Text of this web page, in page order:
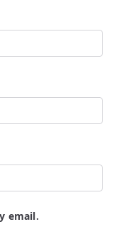
email.